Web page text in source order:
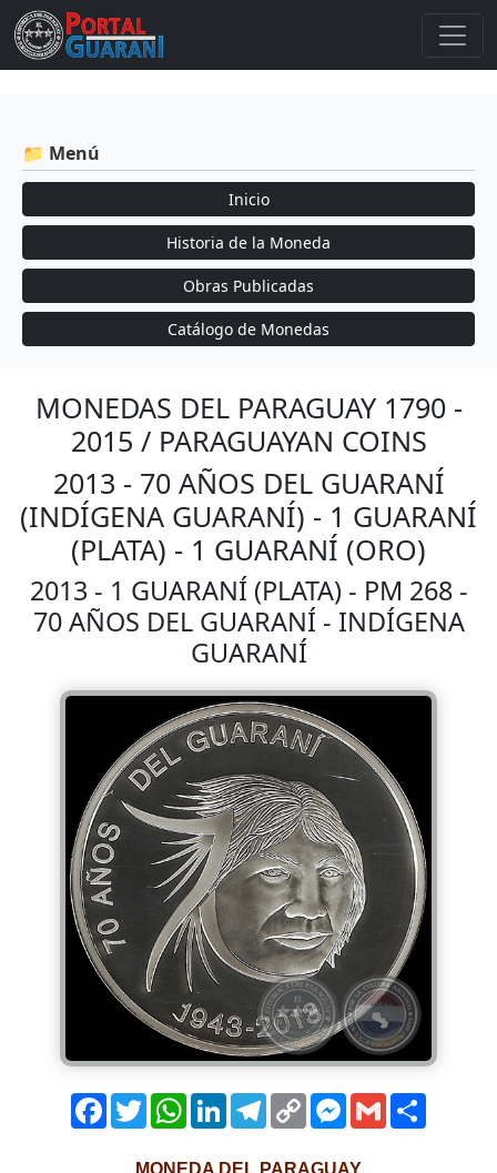
📁 Menú
Inicio
Historia de la Moneda
Obras Publicadas
Catálogo de Monedas
MONEDAS DEL PARAGUAY 1790 -
2015 / PARAGUAYAN COINS
2013 - 70 AÑOS DEL GUARANÍ
(INDÍGENA GUARANÍ) - 1 GUARANÍ
(PLATA) - 1 GUARANÍ (ORO)
2013 - 1 GUARANÍ (PLATA) - PM 268 -
70 AÑOS DEL GUARANÍ - INDÍGENA
GUARANÍ
Facebook
TwitterWhatsApp
LinkedInTelegram
Copy
Link
Messenger
Gmail